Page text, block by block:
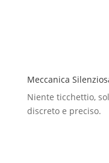
Meccanica
Niente ticchettio,
discreto e preciso.